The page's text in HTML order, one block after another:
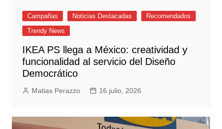
Campañas Noticias Destacadas
Recomendados
Trendy News
IKEA PS llega a México: creatividad y
funcionalidad al servicio del Diseño
Democrático
Matias Perazzo 16 julio, 2026